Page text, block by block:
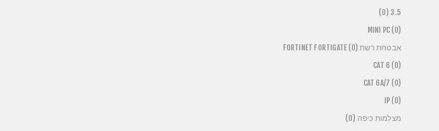
3.5 (0)
MINI PC (0)
אבטחת רשת FORTINET FORTIGATE (0)
CAT 6 (0)
CAT 6A/7 (0)
IP (0)
מצלמות כיפה (0)